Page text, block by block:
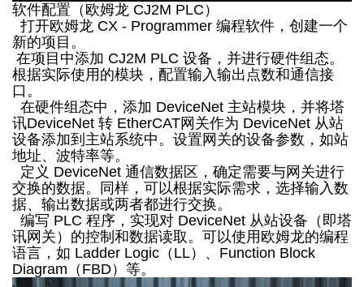
软件配置（欧姆龙 CJ2M PLC）
打开欧姆龙 CX - Programmer 编程软件，创建一个
新的项目。
在项目中添加 CJ2M PLC 设备，并进行硬件组态。
根据实际使用的模块，配置输入输出点数和通信接
口。
在硬件组态中，添加 DeviceNet 主站模块，并将塔
讯DeviceNet 转 EtherCAT网关作为 DeviceNet 从站
设备添加到主站系统中。设置网关的设备参数，如站
地址、波特率等。
定义 DeviceNet 通信数据区，确定需要与网关进行
交换的数据。同样，可以根据实际需求，选择输入数
据、输出数据或两者都进行交换。
编写 PLC 程序，实现对 DeviceNet 从站设备（即塔
讯网关）的控制和数据读取。可以使用欧姆龙的编程
语言，如 Ladder Logic（LL）、Function Block
Diagram（FBD）等。